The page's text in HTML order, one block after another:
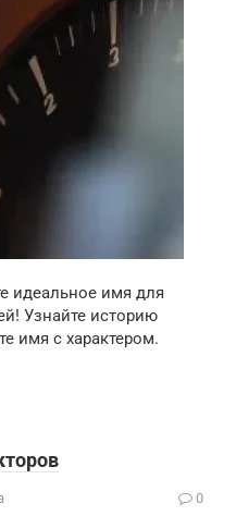
идеальное имя для
Узнайте историю
имя с характером.
0